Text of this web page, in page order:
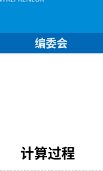
编委会
计算过程